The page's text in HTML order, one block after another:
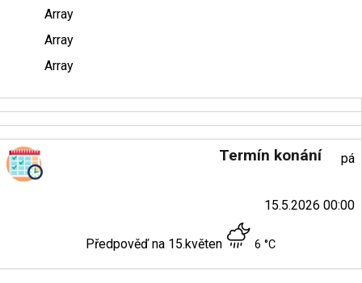
Array
Array
Array
Termín konání pá
15.5.2026 00:00
Předpověď na 15.květen 6 °C